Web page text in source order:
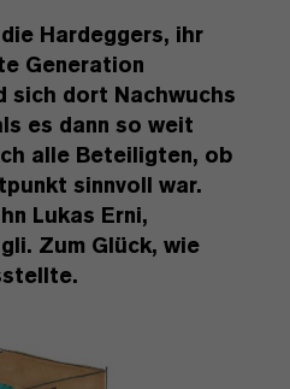
Hardeggers, ihr
Generation
sich dort Nachwuchs
es dann so weit
alle Beteiligten, ob
sinnvoll war.
Lukas Erni,
Zum Glück, wie